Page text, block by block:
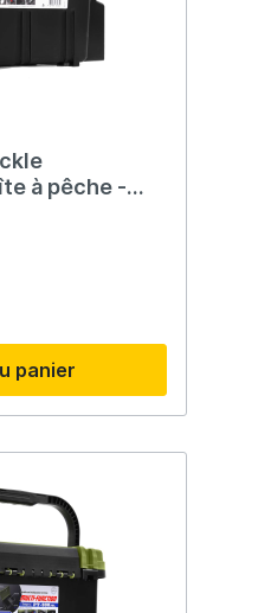
à pêche -
panier